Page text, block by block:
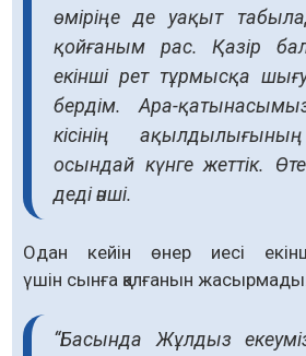
өміріңе де уақыт
қойғаным рас. Қазір
екінші рет тұрмысқа
бердім. Ара-
кісінің
осындай күнге жеттік.
деді әнші.
Одан кейін өнер иесі
үшін сынға қалғанын жасырмады.
“Басында Жұлдыз